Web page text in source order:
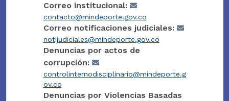
Correo institucional:
contacto@mindeporte.gov.co
Correo notificaciones judiciales:
notijudiciales@mindeporte.gov.co
Denuncias por actos de
corrupción:
controlinternodisciplinario@mindeporte.g
ov.co
Denuncias por Violencias Basadas